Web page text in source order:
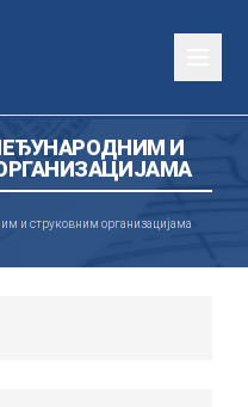
И
и струковним организацијама